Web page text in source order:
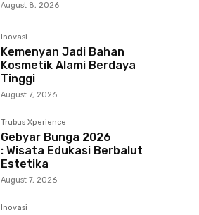
August 8, 2026
Inovasi
Kemenyan Jadi Bahan
Kosmetik Alami Berdaya
Tinggi
August 7, 2026
Trubus Xperience
Gebyar Bunga 2026
: Wisata Edukasi Berbalut
Estetika
August 7, 2026
Inovasi